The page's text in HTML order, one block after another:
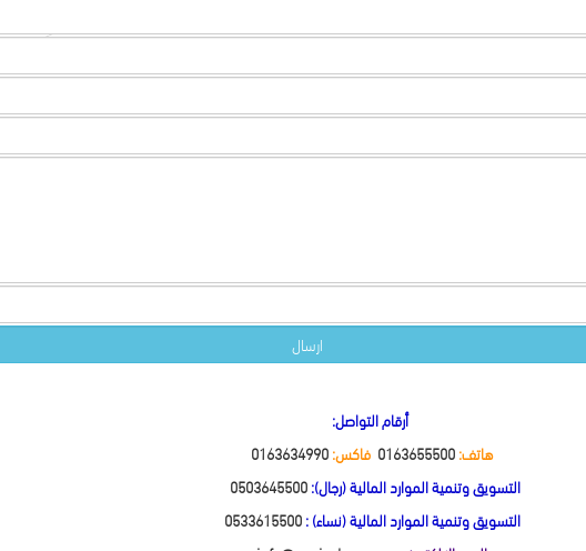
أرقام التواصل:
هاتف:
فاكس:
التسويق وتنمية الموارد المالية (رجال):
التسويق وتنمية الموارد المالية (نساء) :0533615500